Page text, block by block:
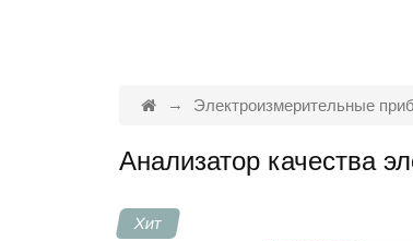
Электроизмерительные
Анализатор качества
Хит